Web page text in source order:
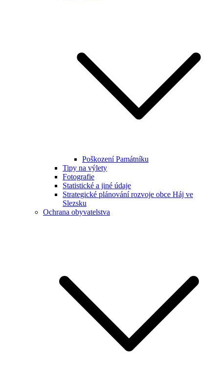
Poškození Památníku
Tipy na výlety
Fotografie
Statistické a jiné údaje
Strategické plánování rozvoje obce Háj ve
Slezsku
Ochrana obyvatelstva